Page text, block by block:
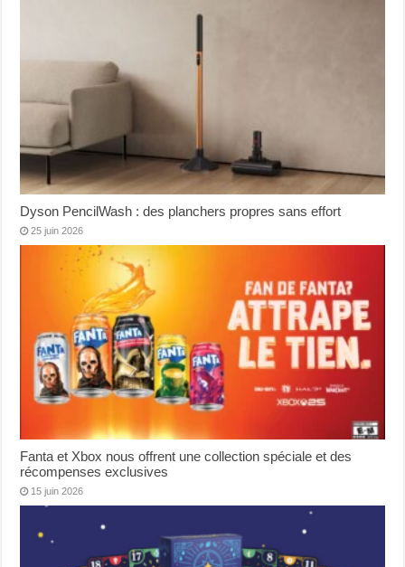
Dyson PencilWash : des planchers propres sans effort
25 juin 2026
Fanta et Xbox nous offrent une collection spéciale et des
récompenses exclusives
15 juin 2026